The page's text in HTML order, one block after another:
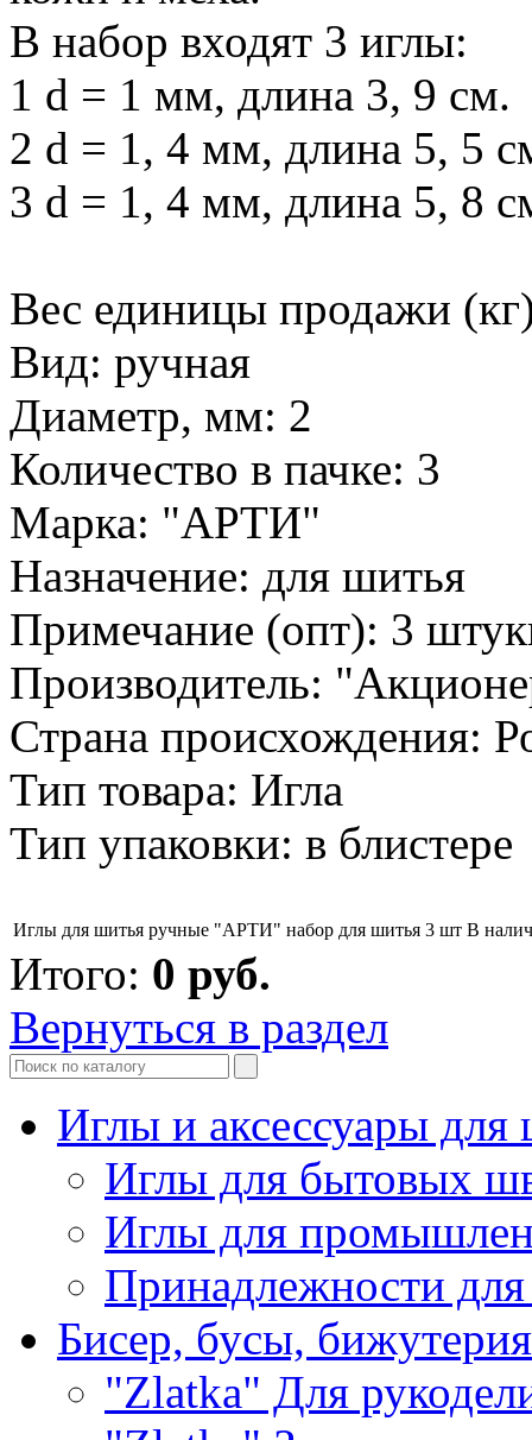
В набор входят 3 иглы:
1 d = 1 мм, длина 3, 9 см.
2 d = 1, 4 мм, длина 5, 5
3 d = 1, 4 мм, длина 5, 8
Вес единицы продажи
Вид: ручная
Диаметр, мм: 2
Количество в пачке: 3
Марка: "АРТИ"
Назначение: для шитья
Примечание (опт): 3
Производитель:
Страна происхождения:
Тип товара: Игла
Тип упаковки: в блистере
Иглы для шитья ручные "АРТИ" набор для шитья 3 шт В
Итого: 0 руб.
Вернуться в раздел
Иглы и аксессуары
Иглы для бытовых
Иглы для
Принадлежности
Бисер, бусы, бижутерия
"Zlatka" Для